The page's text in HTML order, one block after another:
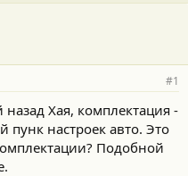
#1
Хая, комплектация -
пунк настроек авто. Это
Подобной